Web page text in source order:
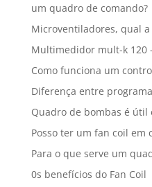
um quadro de comando?
Microventiladores, qual
Multimedidor mult-k 120
Como funciona um
Diferença entre
Quadro de bombas é útil
Posso ter um fan coil em
Para o que serve um
0s benefícios do Fan Coil